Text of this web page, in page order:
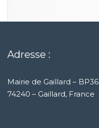
Adresse :
Mairie de Gaillard – BP36
74240 – Gaillard, France